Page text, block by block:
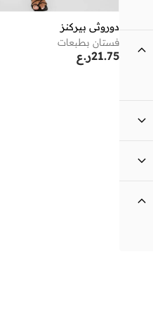
دوروثي بيركنز
فستان بطبعات
ر.ع21.75